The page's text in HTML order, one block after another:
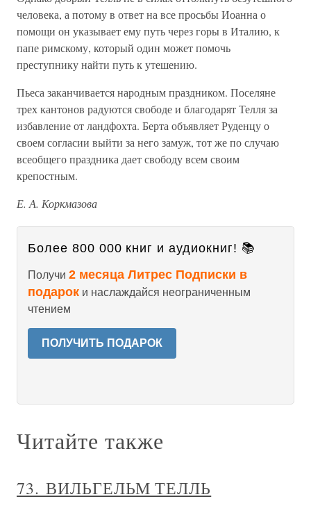
человека, а потому в ответ на все просьбы Иоанна о
помощи он указывает ему путь через горы в Италию, к
папе римскому, который один может помочь
преступнику найти путь к утешению.
Пьеса заканчивается народным праздником. Поселяне
трех кантонов радуются свободе и благодарят Телля за
избавление от ландфохта. Берта объявляет Руденцу о
своем согласии выйти за него замуж, тот же по случаю
всеобщего праздника дает свободу всем своим
крепостным.
Е. А. Коркмазова
Более 800 000 книг и аудиокниг! 📚
Получи 2 месяца Литрес Подписки в
подарок и наслаждайся неограниченным
чтением
ПОЛУЧИТЬ ПОДАРОК
Читайте также
73. ВИЛЬГЕЛЬМ ТЕЛЛЬ